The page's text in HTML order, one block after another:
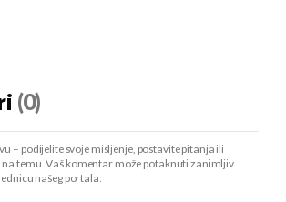
(0)
– podijelite svoje mišljenje, postavite pitanja ili
na temu. Vaš komentar može potaknuti zanimljiv
našeg portala.